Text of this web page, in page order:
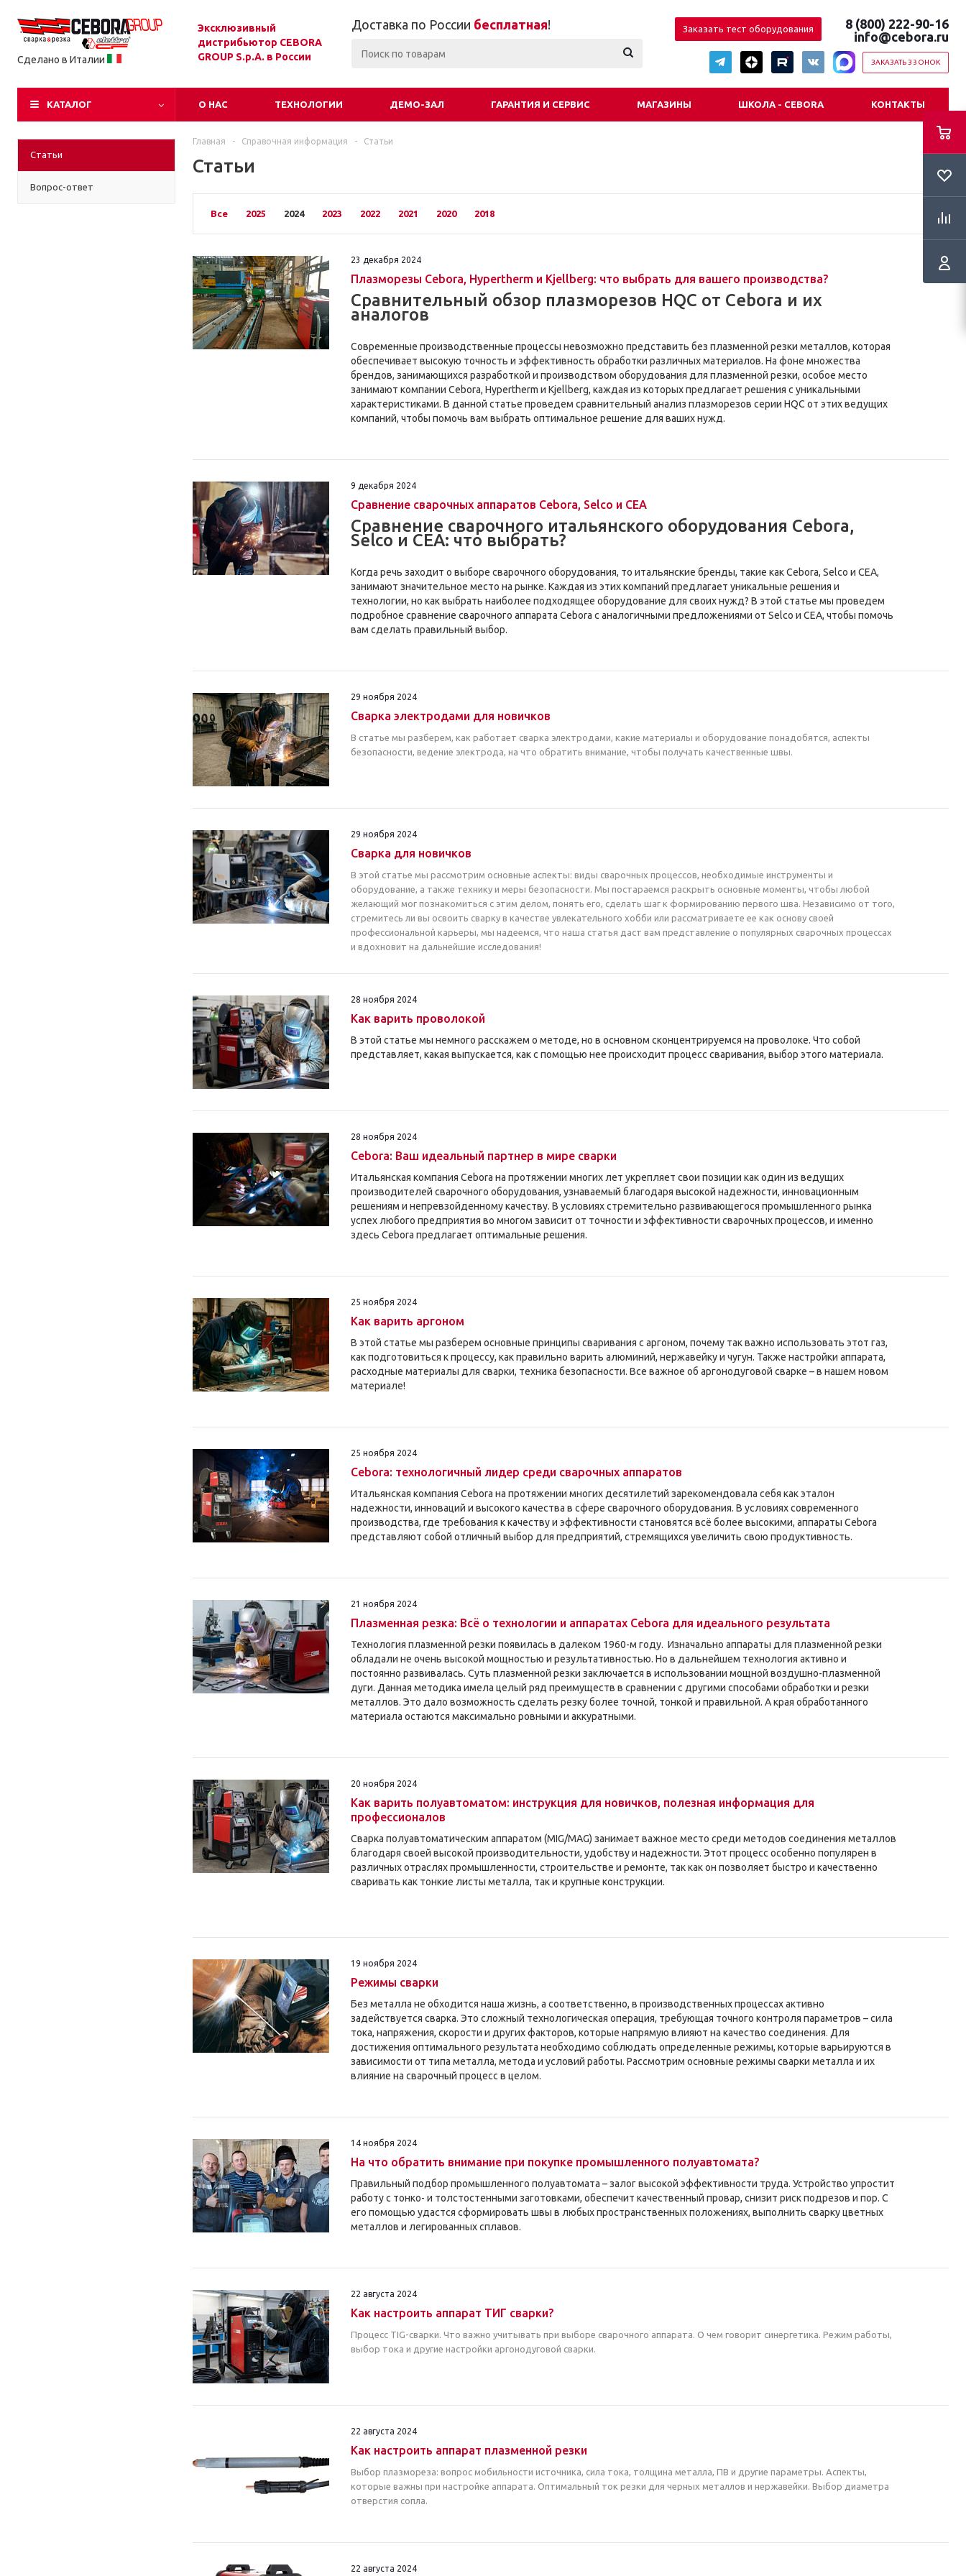
Сделано в Италии
Эксклюзивный
дистрибьютор CEBORA
GROUP S.p.A. в России
Доставка по России бесплатная! Заказать тест оборудования
8 (800) 222-90-16
info@cebora.ru
ЗАКАЗАТЬ ЗВОНОК
КАТАЛОГ О НАС ТЕХНОЛОГИИ ДЕМО-ЗАЛ ГАРАНТИЯ И СЕРВИС МАГАЗИНЫ ШКОЛА - CEBORA КОНТАКТЫ
Статьи
Вопрос-ответ
Главная - Справочная информация - Статьи
Статьи
Все 2025 2024 2023 2022 2021 2020 2018
23 декабря 2024
Плазморезы Cebora, Hypertherm и Kjellberg: что выбрать для вашего производства?
Сравнительный обзор плазморезов HQC от Cebora и их
аналогов
Современные производственные процессы невозможно представить без плазменной резки металлов, которая
обеспечивает высокую точность и эффективность обработки различных материалов. На фоне множества
брендов, занимающихся разработкой и производством оборудования для плазменной резки, особое место
занимают компании Cebora, Hypertherm и Kjellberg, каждая из которых предлагает решения с уникальными
характеристиками. В данной статье проведем сравнительный анализ плазморезов серии HQC от этих ведущих
компаний, чтобы помочь вам выбрать оптимальное решение для ваших нужд.
9 декабря 2024
Сравнение сварочных аппаратов Cebora, Selco и CEA
Сравнение сварочного итальянского оборудования Cebora,
Selco и CEA: что выбрать?
Когда речь заходит о выборе сварочного оборудования, то итальянские бренды, такие как Cebora, Selco и CEA,
занимают значительное место на рынке. Каждая из этих компаний предлагает уникальные решения и
технологии, но как выбрать наиболее подходящее оборудование для своих нужд? В этой статье мы проведем
подробное сравнение сварочного аппарата Cebora с аналогичными предложениями от Selco и CEA, чтобы помочь
вам сделать правильный выбор.
29 ноября 2024
Сварка электродами для новичков
В статье мы разберем, как работает сварка электродами, какие материалы и оборудование понадобятся, аспекты
безопасности, ведение электрода, на что обратить внимание, чтобы получать качественные швы.
29 ноября 2024
Сварка для новичков
В этой статье мы рассмотрим основные аспекты: виды сварочных процессов, необходимые инструменты и
оборудование, а также технику и меры безопасности. Мы постараемся раскрыть основные моменты, чтобы любой
желающий мог познакомиться с этим делом, понять его, сделать шаг к формированию первого шва. Независимо от того,
стремитесь ли вы освоить сварку в качестве увлекательного хобби или рассматриваете ее как основу своей
профессиональной карьеры, мы надеемся, что наша статья даст вам представление о популярных сварочных процессах
и вдохновит на дальнейшие исследования!
28 ноября 2024
Как варить проволокой
В этой статье мы немного расскажем о методе, но в основном сконцентрируемся на проволоке. Что собой
представляет, какая выпускается, как с помощью нее происходит процесс сваривания, выбор этого материала.
28 ноября 2024
Cebora: Ваш идеальный партнер в мире сварки
Итальянская компания Cebora на протяжении многих лет укрепляет свои позиции как один из ведущих
производителей сварочного оборудования, узнаваемый благодаря высокой надежности, инновационным
решениям и непревзойденному качеству. В условиях стремительно развивающегося промышленного рынка
успех любого предприятия во многом зависит от точности и эффективности сварочных процессов, и именно
здесь Cebora предлагает оптимальные решения.
25 ноября 2024
Как варить аргоном
В этой статье мы разберем основные принципы сваривания с аргоном, почему так важно использовать этот газ,
как подготовиться к процессу, как правильно варить алюминий, нержавейку и чугун. Также настройки аппарата,
расходные материалы для сварки, техника безопасности. Все важное об аргонодуговой сварке – в нашем новом
материале!
25 ноября 2024
Cebora: технологичный лидер среди сварочных аппаратов
Итальянская компания Cebora на протяжении многих десятилетий зарекомендовала себя как эталон
надежности, инноваций и высокого качества в сфере сварочного оборудования. В условиях современного
производства, где требования к качеству и эффективности становятся всё более высокими, аппараты Cebora
представляют собой отличный выбор для предприятий, стремящихся увеличить свою продуктивность.
21 ноября 2024
Плазменная резка: Всё о технологии и аппаратах Cebora для идеального результата
Технология плазменной резки появилась в далеком 1960-м году. Изначально аппараты для плазменной резки
обладали не очень высокой мощностью и результативностью. Но в дальнейшем технология активно и
постоянно развивалась. Суть плазменной резки заключается в использовании мощной воздушно-плазменной
дуги. Данная методика имела целый ряд преимуществ в сравнении с другими способами обработки и резки
металлов. Это дало возможность сделать резку более точной, тонкой и правильной. А края обработанного
материала остаются максимально ровными и аккуратными.
20 ноября 2024
Как варить полуавтоматом: инструкция для новичков, полезная информация для
профессионалов
Сварка полуавтоматическим аппаратом (MIG/MAG) занимает важное место среди методов соединения металлов
благодаря своей высокой производительности, удобству и надежности. Этот процесс особенно популярен в
различных отраслях промышленности, строительстве и ремонте, так как он позволяет быстро и качественно
сваривать как тонкие листы металла, так и крупные конструкции.
19 ноября 2024
Режимы сварки
Без металла не обходится наша жизнь, а соответственно, в производственных процессах активно
задействуется сварка. Это сложный технологическая операция, требующая точного контроля параметров – сила
тока, напряжения, скорости и других факторов, которые напрямую влияют на качество соединения. Для
достижения оптимального результата необходимо соблюдать определенные режимы, которые варьируются в
зависимости от типа металла, метода и условий работы. Рассмотрим основные режимы сварки металла и их
влияние на сварочный процесс в целом.
14 ноября 2024
На что обратить внимание при покупке промышленного полуавтомата?
Правильный подбор промышленного полуавтомата – залог высокой эффективности труда. Устройство упростит
работу с тонко- и толстостенными заготовками, обеспечит качественный провар, снизит риск подрезов и пор. С
его помощью удастся сформировать швы в любых пространственных положениях, выполнить сварку цветных
металлов и легированных сплавов.
22 августа 2024
Как настроить аппарат ТИГ сварки?
Процесс TIG-сварки. Что важно учитывать при выборе сварочного аппарата. О чем говорит синергетика. Режим работы,
выбор тока и другие настройки аргонодуговой сварки.
22 августа 2024
Как настроить аппарат плазменной резки
Выбор плазмореза: вопрос мобильности источника, сила тока, толщина металла, ПВ и другие параметры. Аспекты,
которые важны при настройке аппарата. Оптимальный ток резки для черных металлов и нержавейки. Выбор диаметра
отверстия сопла.
22 августа 2024